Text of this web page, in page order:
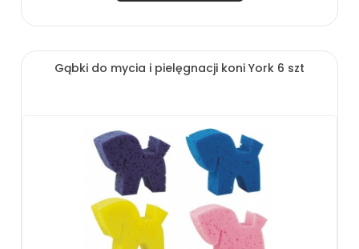
Gąbki do mycia i pielęgnacji koni York 6 szt